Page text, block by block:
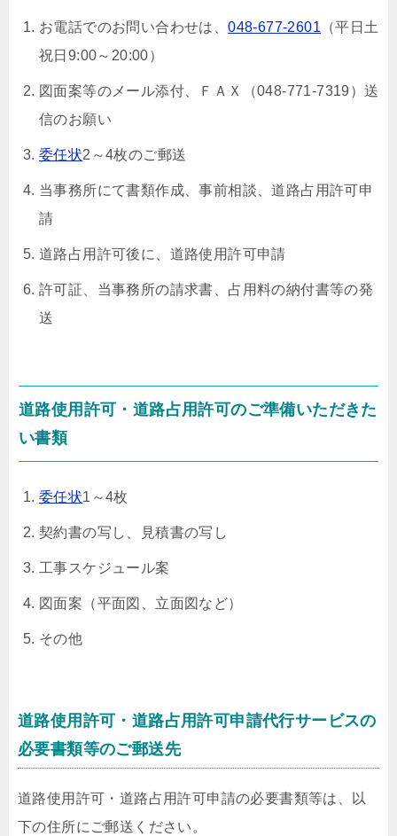
お電話でのお問い合わせは、048-677-2601 （平日土
祝日9:00～20:00）
図面案等のメール添付、ＦＡＸ（048-771-7319）送
信のお願い
委任状2～4枚のご郵送
当事務所にて書類作成、事前相談、道路占用許可申
請
道路占用許可後に、道路使用許可申請
許可証、当事務所の請求書、占用料の納付書等の発
送
道路使用許可・道路占用許可のご準備いただきた
い書類
委任状1～4枚
契約書の写し、見積書の写し
工事スケジュール案
図面案（平面図、立面図など）
その他
道路使用許可・道路占用許可申請代行サービスの
必要書類等のご郵送先
道路使用許可・道路占用許可申請の必要書類等は、以
下の住所にご郵送ください。